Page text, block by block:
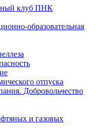
клуб ПНК
образовательная
отпуска
Добровольчество
и газовых